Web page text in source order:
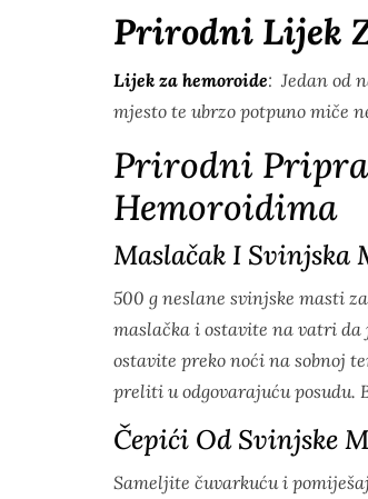
Prirodni Lijek
Lijek za hemoroide: Jedan od
mjesto te ubrzo potpuno miče
Prirodni
Hemoroidima
Maslačak I Svinjska
500 g neslane svinjske masti
maslačka i ostavite na vatri da
ostavite preko noći na sobnoj
preliti u odgovarajuću posudu.
Čepići Od Svinjske
Sameljite čuvarkuću i